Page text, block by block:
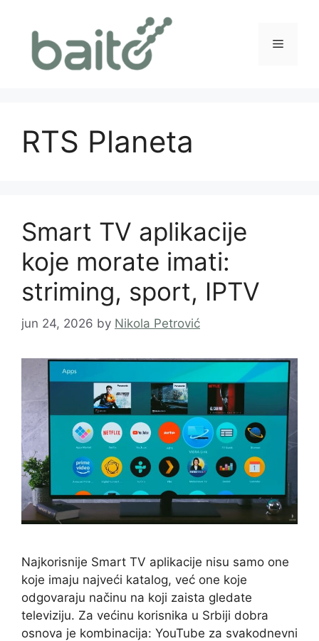
content
Menu
RTS Planeta
Smart TV aplikacije
koje morate imati:
striming, sport, IPTV
jun 24, 2026 by Nikola Petrović
Najkorisnije Smart TV aplikacije nisu samo one
koje imaju najveći katalog, već one koje
odgovaraju načinu na koji zaista gledate
televiziju. Za većinu korisnika u Srbiji dobra
osnova je kombinacija: YouTube za svakodnevni